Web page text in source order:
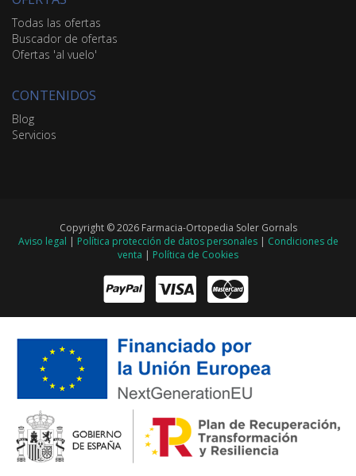
Todas las ofertas
Buscador de ofertas
Ofertas 'al vuelo'
CONTENIDOS
Blog
Servicios
Copyright © 2026 Farmacia-Ortopedia Soler Gornals
Aviso legal | Política protección de datos personales| Condiciones de
venta | Política de Cookies